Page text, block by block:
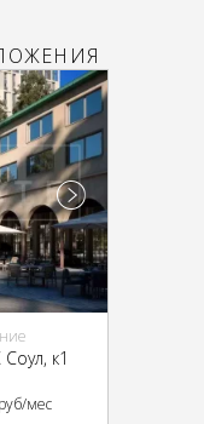
к1
мес